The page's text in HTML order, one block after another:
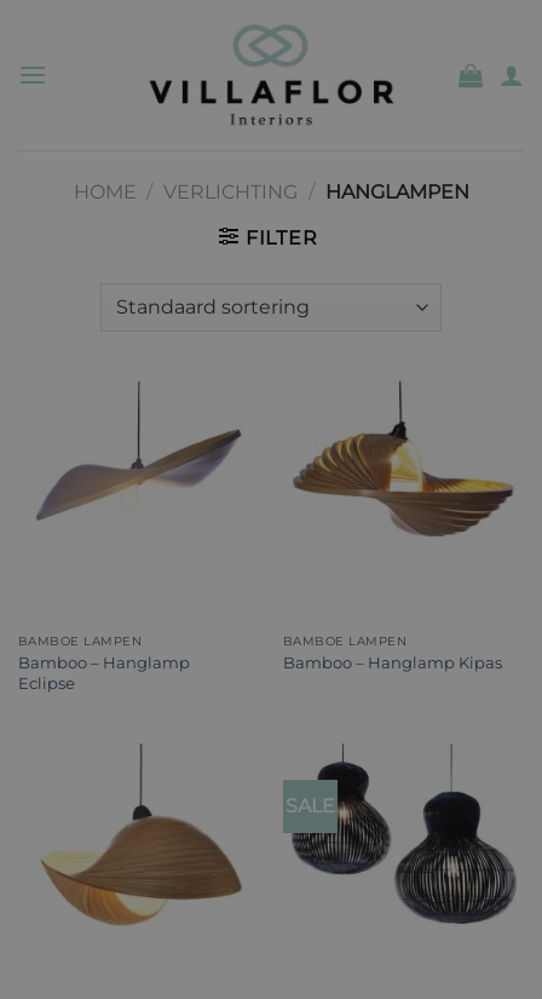
inhoud
HOME / VERLICHTING / HANGLAMPEN
FILTER
BAMBOE LAMPEN
Bamboo – Hanglamp
Eclipse
BAMBOE LAMPEN
Bamboo – Hanglamp Kipas
SALE